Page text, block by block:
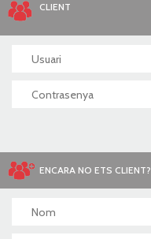
CLIENT
ENCARA NO ETS CLIENT?